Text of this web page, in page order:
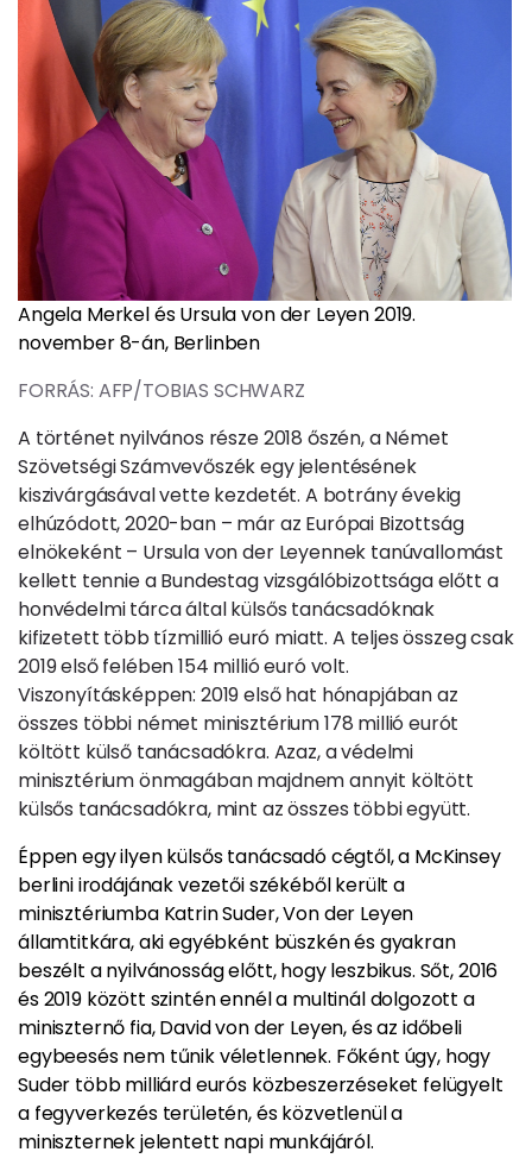
Angela Merkel és Ursula von der Leyen 2019.
november 8-án, Berlinben
FORRÁS: AFP/TOBIAS SCHWARZ
A történet nyilvános része 2018 őszén, a Német
Szövetségi Számvevőszék egy jelentésének
kiszivárgásával vette kezdetét. A botrány évekig
elhúzódott, 2020-ban – már az Európai Bizottság
elnökeként – Ursula von der Leyennek tanúvallomást
kellett tennie a Bundestag vizsgálóbizottsága előtt a
honvédelmi tárca által külsős tanácsadóknak
kifizetett több tízmillió euró miatt. A teljes összeg csak
2019 első felében 154 millió euró volt.
Viszonyításképpen: 2019 első hat hónapjában az
összes többi német minisztérium 178 millió eurót
költött külső tanácsadókra. Azaz, a védelmi
minisztérium önmagában majdnem annyit költött
külsős tanácsadókra, mint az összes többi együtt.
Éppen egy ilyen külsős tanácsadó cégtől, a McKinsey
berlini irodájának vezetői székéből került a
minisztériumba Katrin Suder, Von der Leyen
államtitkára, aki egyébként büszkén és gyakran
beszélt a nyilvánosság előtt, hogy leszbikus. Sőt, 2016
és 2019 között szintén ennél a multinál dolgozott a
miniszternő fia, David von der Leyen, és az időbeli
egybeesés nem tűnik véletlennek. Főként úgy, hogy
Suder több milliárd eurós közbeszerzéseket felügyelt
a fegyverkezés területén, és közvetlenül a
miniszternek jelentett napi munkájáról.